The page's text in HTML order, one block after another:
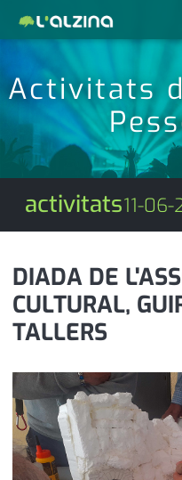
Activitats
activitats11-
DIADA DE
CULTURAL,
TALLERS